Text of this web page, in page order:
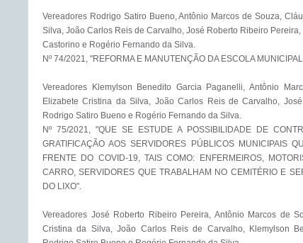
Vereadores Rodrigo Satiro Bueno, Antônio Marcos de Souza,
Silva, João Carlos Reis de Carvalho, José Roberto Ribeiro
Castorino e Rogério Fernando da Silva.
Nº 74/2021, "REFORMA E MANUTENÇÃO DA ESCOLA
Vereadores Klemylson Benedito Garcia Paganelli, Antônio
Elizabete Cristina da Silva, João Carlos Reis de Carvalho,
Rodrigo Satiro Bueno e Rogério Fernando da Silva.
Nº 75/2021, "QUE SE ESTUDE A POSSIBILIDADE DE
GRATIFICAÇÃO AOS SERVIDORES PÚBLICOS MUNICIPAIS
FRENTE DO COVID-19, TAIS COMO: ENFERMEIROS,
CARRO, SERVIDORES QUE TRABALHAM NO CEMITÉRIO E
DO LIXO".
Vereadores José Roberto Ribeiro Pereira, Antônio Marcos de
Cristina da Silva, João Carlos Reis de Carvalho, Klemylson